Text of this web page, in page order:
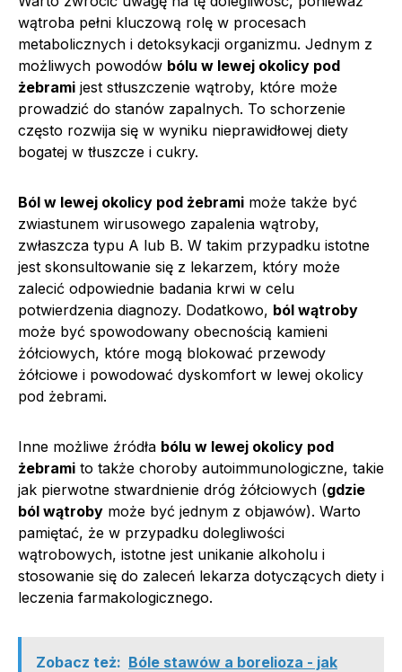
wątroba pełni kluczową rolę w procesach
metabolicznych i detoksykacji organizmu. Jednym z
możliwych powodów bólu w lewej okolicy pod
żebrami jest stłuszczenie wątroby, które może
prowadzić do stanów zapalnych. To schorzenie
często rozwija się w wyniku nieprawidłowej diety
bogatej w tłuszcze i cukry.
Ból w lewej okolicy pod żebrami może także być
zwiastunem wirusowego zapalenia wątroby,
zwłaszcza typu A lub B. W takim przypadku istotne
jest skonsultowanie się z lekarzem, który może
zalecić odpowiednie badania krwi w celu
potwierdzenia diagnozy. Dodatkowo, ból wątroby
może być spowodowany obecnością kamieni
żółciowych, które mogą blokować przewody
żółciowe i powodować dyskomfort w lewej okolicy
pod żebrami.
Inne możliwe źródła bólu w lewej okolicy pod
żebrami to także choroby autoimmunologiczne, takie
jak pierwotne stwardnienie dróg żółciowych (gdzie
ból wątroby może być jednym z objawów). Warto
pamiętać, że w przypadku dolegliwości
wątrobowych, istotne jest unikanie alkoholu i
stosowanie się do zaleceń lekarza dotyczących diety i
leczenia farmakologicznego.
Zobacz też: Bóle stawów a borelioza - jak